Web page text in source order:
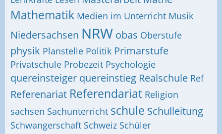
Mathematik Medien im Unterricht Musik
Niedersachsen NRW obas Oberstufe
physik Planstelle Politik Primarstufe
Privatschule Probezeit Psychologie
quereinsteiger quereinstieg Realschule Ref
Referenariat Referendariat Religion
sachsen Sachunterricht schule Schulleitung
Schwangerschaft Schweiz Schüler